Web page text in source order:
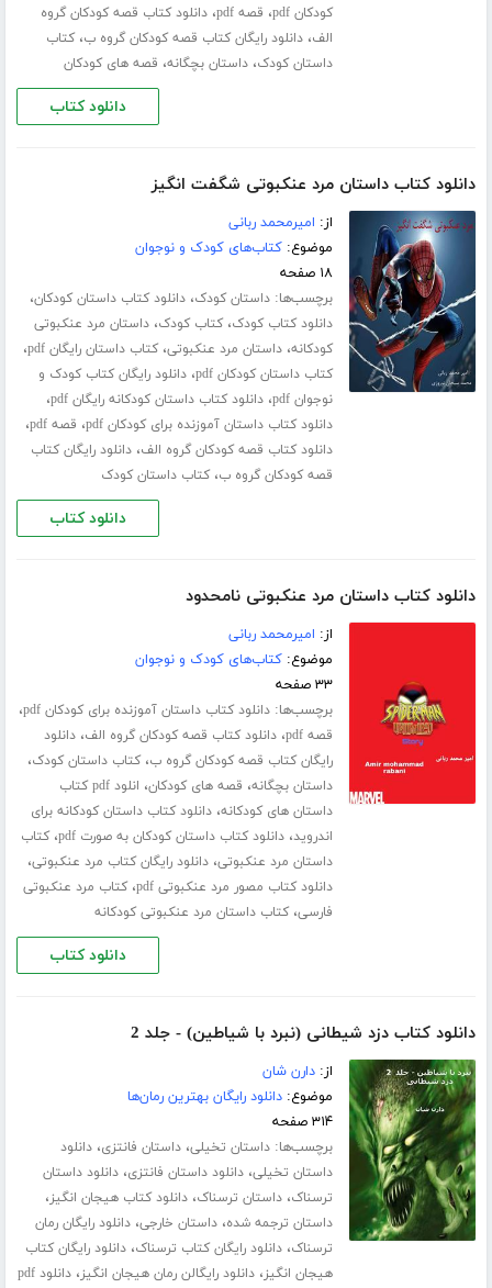
کودکان pdf
، قصه pdf ،دانلود کتاب قصه کودکان گروه
الف،دانلود رایگان کتاب قصه کودکان گروه ب،کتاب
داستان کودک،داستان بچگانه، قصه های کودکان
دانلود کتاب
دانلود کتاب داستان مرد عنکبوتی شگفت انگیز
از: امیرمحمد ربانی
موضوع:کتاب‌های کودک و نوجوان
۱۸ صفحه
برچسب‌ها:داستان کودک،دانلود کتاب داستان کودکان،
دانلود کتاب کودک،کتاب کودک،داستان مرد عنکبوتی
کودکانه،داستان مرد عنکبوتی،کتاب داستان رایگان pdf ،
کتاب داستان کودکان pdf ،دانلود رایگان کتاب کودک و
نوجوان pdf
،دانلود کتاب داستان کودکانه رایگان pdf ،
دانلود کتاب داستان آموزنده برای کودکان pdf ، قصه pdf ،
دانلود کتاب قصه کودکان گروه الف،دانلود رایگان کتاب
قصه کودکان گروه ب،کتاب داستان کودک
دانلود کتاب
دانلود کتاب داستان مرد عنکبوتی نامحدود
از: امیرمحمد ربانی
موضوع:کتاب‌های کودک و نوجوان
۳۳ صفحه
برچسب‌ها:دانلود کتاب داستان آموزنده برای کودکان pdf ،
قصه pdf ،دانلود کتاب قصه کودکان گروه الف،دانلود
رایگان کتاب قصه کودکان گروه ب،کتاب داستان کودک،
داستان بچگانه، قصه های کودکان،
انلود pdf کتاب
داستان های کودکانه،دانلود کتاب داستان کودکانه برای
اندروید،دانلود کتاب داستان کودکان به صورت pdf ،کتاب
داستان مرد عنکبوتی،دانلود رایگان کتاب مرد عنکبوتی،
دانلود کتاب مصور مرد عنکبوتی pdf ،کتاب مرد عنکبوتی
فارسی،کتاب داستان مرد عنکبوتی کودکانه
دانلود کتاب
دانلود کتاب دزد شیطانی (نبرد با شیاطین) - جلد 2
از:دارن شان
موضوع:دانلود رایگان بهترین رمان‌ها
۳۱۴ صفحه
برچسب‌ها:داستان تخیلی،داستان فانتزی،دانلود
داستان تخیلی،دانلود داستان فانتزی،دانلود داستان
ترسناک،داستان ترسناک،دانلود کتاب هیجان انگیز،
داستان ترجمه شده،داستان خارجی،دانلود رایگان رمان
ترسناک،دانلود رایگان کتاب ترسناک،دانلود رایگان کتاب
هیجان انگیز،دانلود رایگالن رمان هیجان انگیز،
دانلود pdf